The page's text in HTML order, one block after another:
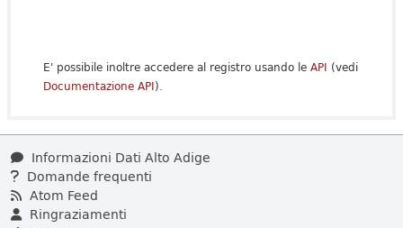
E' possibile inoltre accedere al registro usando le API (vedi
Documentazione API).
Informazioni Dati Alto Adige
Domande frequenti
Atom Feed
Ringraziamenti